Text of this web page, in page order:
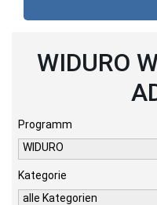
WIDURO
Programm
WIDURO
Kategorie
alle Kategorien